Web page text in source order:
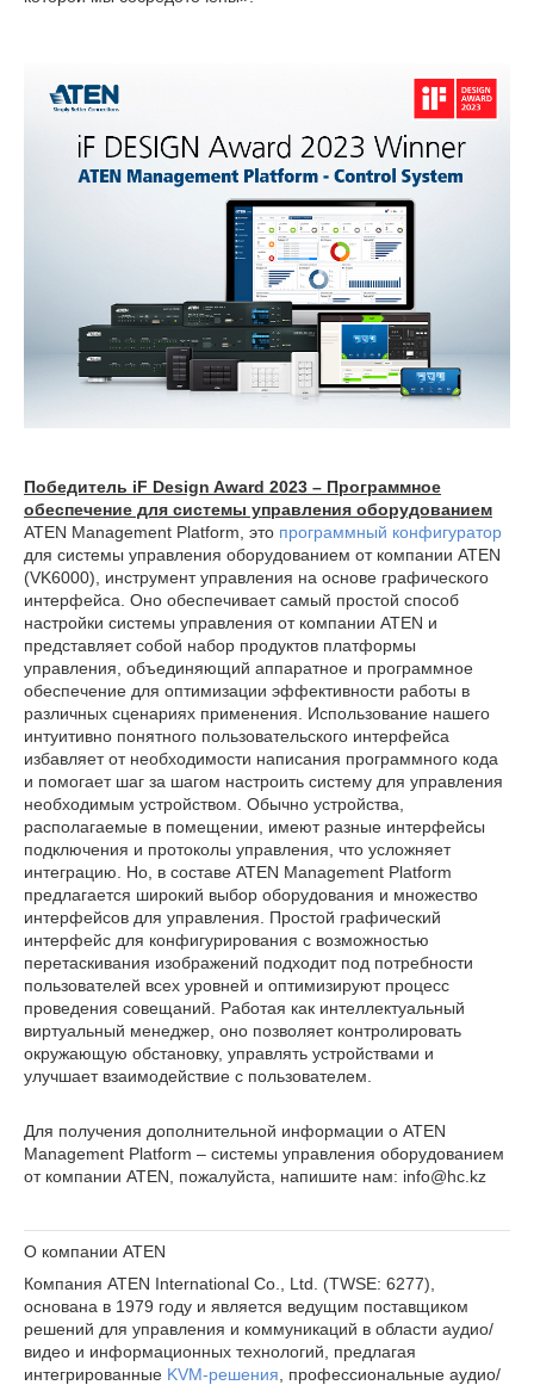
Победитель iF Design Award 2023 – Программное
обеспечение для системы управления оборудованием
ATEN Management Platform, это программный конфигуратор
для системы управления оборудованием от компании ATEN
(VK6000), инструмент управления на основе графического
интерфейса. Оно обеспечивает самый простой способ
настройки системы управления от компании ATEN и
представляет собой набор продуктов платформы
управления, объединяющий аппаратное и программное
обеспечение для оптимизации эффективности работы в
различных сценариях применения. Использование нашего
интуитивно понятного пользовательского интерфейса
избавляет от необходимости написания программного кода
и помогает шаг за шагом настроить систему для управления
необходимым устройством. Обычно устройства,
располагаемые в помещении, имеют разные интерфейсы
подключения и протоколы управления, что усложняет
интеграцию. Но, в составе ATEN Management Platform
предлагается широкий выбор оборудования и множество
интерфейсов для управления. Простой графический
интерфейс для конфигурирования с возможностью
перетаскивания изображений подходит под потребности
пользователей всех уровней и оптимизируют процесс
проведения совещаний. Работая как интеллектуальный
виртуальный менеджер, оно позволяет контролировать
окружающую обстановку, управлять устройствами и
улучшает взаимодействие с пользователем.
Для получения дополнительной информации о ATEN
Management Platform – системы управления оборудованием
от компании ATEN, пожалуйста, напишите нам: info@hc.kz
О компании ATEN
Компания ATEN International Co., Ltd. (TWSE: 6277),
основана в 1979 году и является ведущим поставщиком
решений для управления и коммуникаций в области аудио/
видео и информационных технологий, предлагая
интегрированные KVM-решения , профессиональные аудио/